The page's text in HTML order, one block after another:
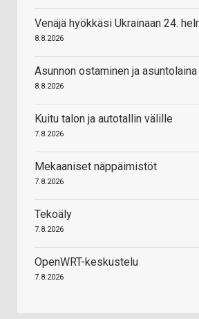
Venäjä hyökkäsi Ukrainaan 24.
8.8.2026
Asunnon ostaminen ja asuntolaina
8.8.2026
Kuitu talon ja autotallin välille
7.8.2026
Mekaaniset näppäimistöt
7.8.2026
Tekoäly
7.8.2026
OpenWRT-keskustelu
7.8.2026